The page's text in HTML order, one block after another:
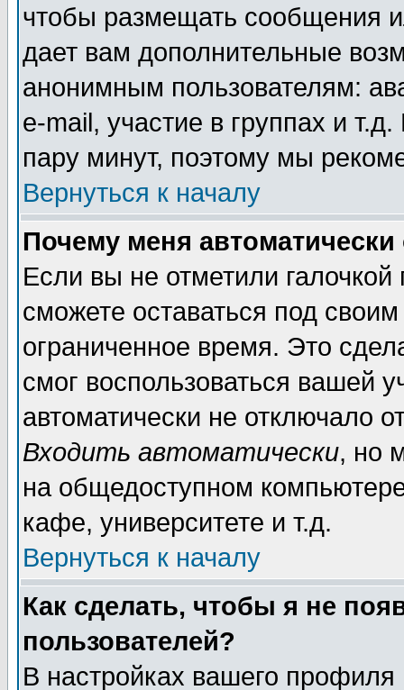
чтобы размещать сообщения
дает вам дополнительные
анонимным пользователям:
e-mail, участие в группах и
пару минут, поэтому мы
Вернуться к началу
Почему меня автоматически
Если вы не отметили галочкой
сможете оставаться под
ограниченное время. Это
смог воспользоваться вашей
автоматически не отключало
Входить автоматически, но
на общедоступном
кафе, университете и т.д.
Вернуться к началу
Как сделать, чтобы я не
пользователей?
В настройках вашего